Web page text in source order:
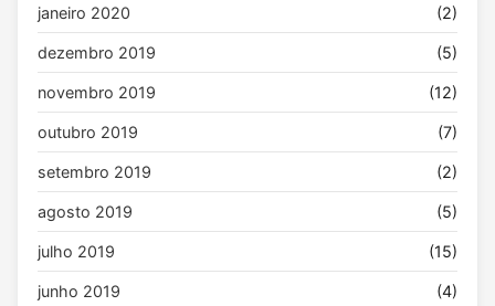
janeiro 2020 (2)
dezembro 2019 (5)
novembro 2019 (12)
outubro 2019 (7)
setembro 2019 (2)
agosto 2019 (5)
julho 2019 (15)
junho 2019 (4)